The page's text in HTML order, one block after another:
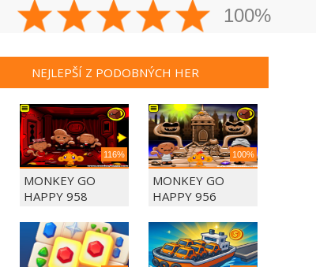
100%
NEJLEPŠÍ Z PODOBNÝCH HER
116%
MONKEY GO
HAPPY 958
100%
MONKEY GO
HAPPY 956